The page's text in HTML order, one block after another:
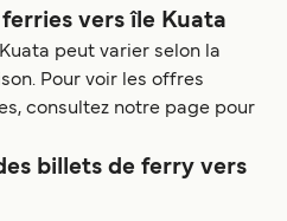
vers île Kuata
peut varier selon la
Pour voir les offres
consultez notre page pour
billets de ferry vers